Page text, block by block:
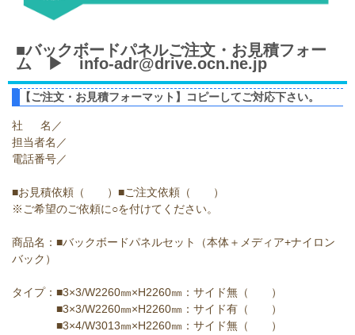
■バックボードパネルご注文・お見積フォー
ム ▶ info-adr@drive.ocn.ne.jp
【ご注文・お見積フォーマット】コピーしてご対応下さい。
社 名／
担当者名／
電話番号／
■お見積依頼（ ）■ご注文依頼（ ）
※ご希望のご依頼に○を付けてください。
商品名：■バックボードパネルセット（本体＋メディア+ナイロン
バック）
タイプ：■3×3/W2260㎜×H2260㎜：サイド無（ ）
■3×3/W2260㎜×H2260㎜：サイド有（ ）
■3×4/W3013㎜×H2260㎜：サイド無（ ）